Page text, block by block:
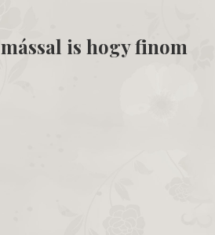
is hogy finom